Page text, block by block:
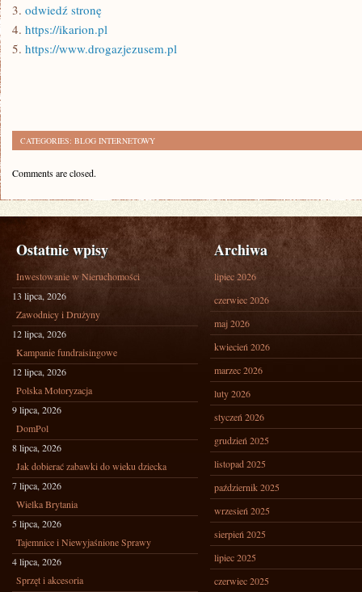
3. odwiedź stronę
4. https://ikarion.pl
5. https://www.drogazjezusem.pl
CATEGORIES: BLOG INTERNETOWY
Comments are closed.
Ostatnie wpisy
Inwestowanie w Nieruchomości
13 lipca, 2026
Zawodnicy i Drużyny
12 lipca, 2026
Kampanie fundraisingowe
12 lipca, 2026
Polska Motoryzacja
9 lipca, 2026
DomPol
8 lipca, 2026
Jak dobierać zabawki do wieku dziecka
7 lipca, 2026
Wielka Brytania
5 lipca, 2026
Tajemnice i Niewyjaśnione Sprawy
4 lipca, 2026
Sprzęt i akcesoria
Archiwa
lipiec 2026
czerwiec 2026
maj 2026
kwiecień 2026
marzec 2026
luty 2026
styczeń 2026
grudzień 2025
listopad 2025
październik 2025
wrzesień 2025
sierpień 2025
lipiec 2025
czerwiec 2025